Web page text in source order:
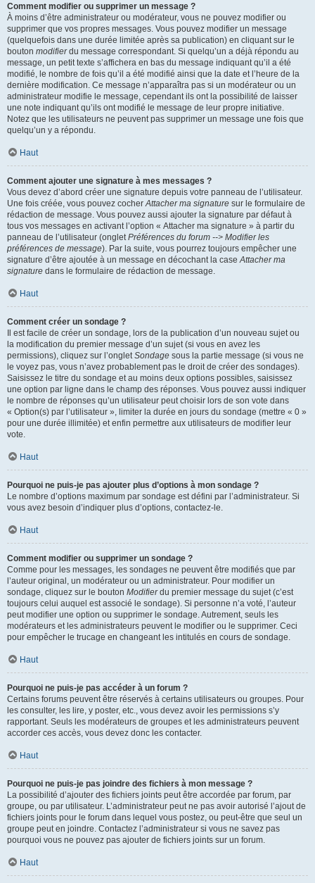
Comment modifier ou supprimer un message ?
À moins d’être administrateur ou modérateur, vous ne pouvez modifier ou
supprimer que vos propres messages. Vous pouvez modifier un message
(quelquefois dans une durée limitée après sa publication) en cliquant sur le
bouton modifierdu message correspondant. Si quelqu’un a déjà répondu au
message, un petit texte s’affichera en bas du message indiquant qu’il a été
modifié, le nombre de fois qu’il a été modifié ainsi que la date et l’heure de la
dernière modification. Ce message n’apparaîtra pas si un modérateur ou un
administrateur modifie le message, cependant ils ont la possibilité de laisser
une note indiquant qu’ils ont modifié le message de leur propre initiative.
Notez que les utilisateurs ne peuvent pas supprimer un message une fois que
quelqu’un y a répondu.
Haut
Comment ajouter une signature à mes messages ?
Vous devez d’abord créer une signature depuis votre panneau de l’utilisateur.
Une fois créée, vous pouvez cocherAttacher ma signature sur le formulaire de
rédaction de message. Vous pouvez aussi ajouter la signature par défaut à
tous vos messages en activant l’option « Attacher ma signature » à partir du
panneau de l’utilisateur (ongletPréférences du forum --> Modifier les
préférences de message). Par la suite, vous pourrez toujours empêcher une
signature d’être ajoutée à un message en décochant la caseAttacher ma
signature dans le formulaire de rédaction de message.
Haut
Comment créer un sondage ?
Il est facile de créer un sondage, lors de la publication d’un nouveau sujet ou
la modification du premier message d’un sujet (si vous en avez les
permissions), cliquez sur l’ongletSondage sous la partie message (si vous ne
le voyez pas, vous n’avez probablement pas le droit de créer des sondages).
Saisissez le titre du sondage et au moins deux options possibles, saisissez
une option par ligne dans le champ des réponses. Vous pouvez aussi indiquer
le nombre de réponses qu’un utilisateur peut choisir lors de son vote dans
« Option(s) par l’utilisateur », limiter la durée en jours du sondage (mettre « 0 »
pour une durée illimitée) et enfin permettre aux utilisateurs de modifier leur
vote.
Haut
Pourquoi ne puis-je pas ajouter plus d’options à mon sondage ?
Le nombre d’options maximum par sondage est défini par l’administrateur. Si
vous avez besoin d’indiquer plus d’options, contactez-le.
Haut
Comment modifier ou supprimer un sondage ?
Comme pour les messages, les sondages ne peuvent être modifiés que par
l’auteur original, un modérateur ou un administrateur. Pour modifier un
sondage, cliquez sur le bouton Modifierdu premier message du sujet (c’est
toujours celui auquel est associé le sondage). Si personne n’a voté, l’auteur
peut modifier une option ou supprimer le sondage. Autrement, seuls les
modérateurs et les administrateurs peuvent le modifier ou le supprimer. Ceci
pour empêcher le trucage en changeant les intitulés en cours de sondage.
Haut
Pourquoi ne puis-je pas accéder à un forum ?
Certains forums peuvent être réservés à certains utilisateurs ou groupes. Pour
les consulter, les lire, y poster, etc., vous devez avoir les permissions s’y
rapportant. Seuls les modérateurs de groupes et les administrateurs peuvent
accorder ces accès, vous devez donc les contacter.
Haut
Pourquoi ne puis-je pas joindre des fichiers à mon message ?
La possibilité d’ajouter des fichiers joints peut être accordée par forum, par
groupe, ou par utilisateur. L’administrateur peut ne pas avoir autorisé l’ajout de
fichiers joints pour le forum dans lequel vous postez, ou peut-être que seul un
groupe peut en joindre. Contactez l’administrateur si vous ne savez pas
pourquoi vous ne pouvez pas ajouter de fichiers joints sur un forum.
Haut